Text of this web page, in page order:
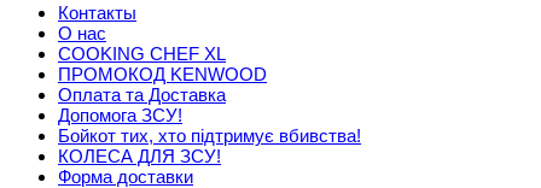
Контакты
О нас
COOKING CHEF XL
ПРОМОКОД KENWOOD
Оплата та Доставка
Допомога ЗСУ!
Бойкот тих, хто підтримує вбивства!
КОЛЕСА ДЛЯ ЗСУ!
Форма доставки